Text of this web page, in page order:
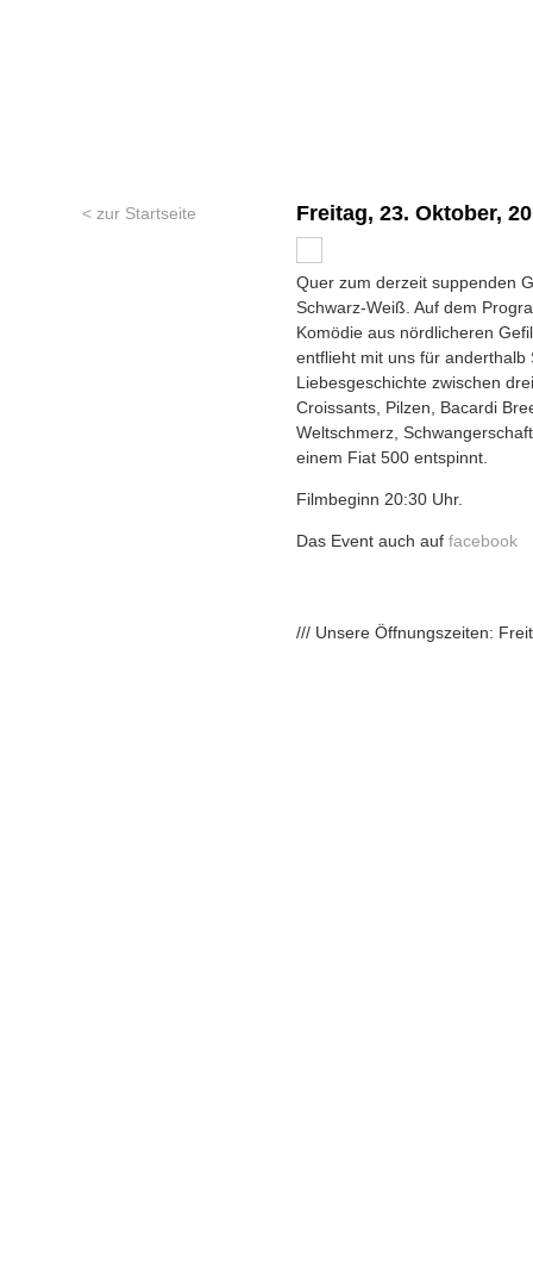
< zur Startseite Freitag, 23. Oktober,
Quer zum derzeit suppenden
Schwarz-Weiß. Auf dem
Komödie aus nördlicheren
entflieht mit uns für
Liebesgeschichte zwischen
Croissants, Pilzen, Bacardi
Weltschmerz,
einem Fiat 500 entspinnt.
Filmbeginn 20:30 Uhr.
Das Event auch auf facebook
/// Unsere Öffnungszeiten: